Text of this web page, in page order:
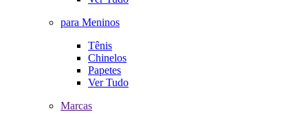
para Meninos
Tênis
Chinelos
Papetes
Ver Tudo
Marcas